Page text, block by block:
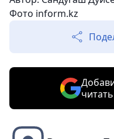
Фото inform.kz